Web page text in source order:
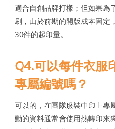
適合自創品牌打樣；但如果為
刷，由於前期的開版成本固定
30件的起印量。
Q4.可以每件衣服
專屬編號嗎？
可以的，在團隊服裝中印上專
動的資料通常會使用熱轉印來